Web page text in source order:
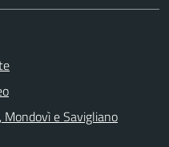
Mondovì e Savigliano